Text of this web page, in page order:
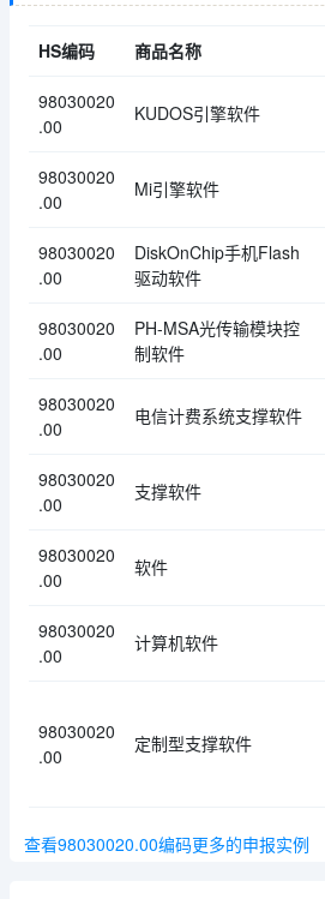
HS编码 商品名称
98030020
.00
KUDOS引擎软件
98030020
.00
Mi引擎软件
98030020
.00
DiskOnChip手机Flash
驱动软件
98030020
.00
PH-MSA光传输模块控
制软件
98030020
.00
电信计费系统支撑软件
98030020
.00
支撑软件
98030020
.00
软件
98030020
.00
计算机软件
98030020
.00
定制型支撑软件
查看98030020.00编码更多的申报实例